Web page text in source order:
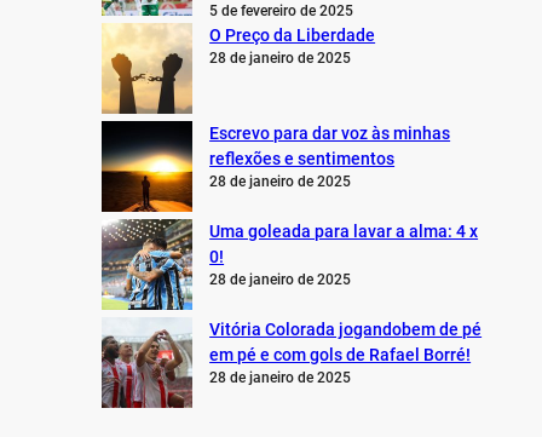
5 de fevereiro de 2025
O Preço da Liberdade
28 de janeiro de 2025
Escrevo para dar voz às minhas
reflexões e sentimentos
28 de janeiro de 2025
Uma goleada para lavar a alma: 4 x
0!
28 de janeiro de 2025
Vitória Colorada jogandobem de pé
em pé e com gols de Rafael Borré!
28 de janeiro de 2025